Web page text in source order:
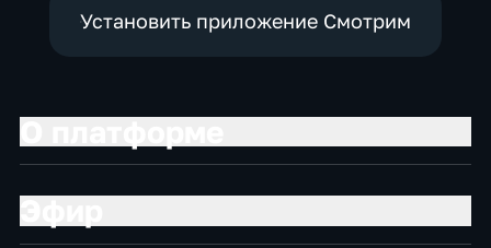
Установить приложение Смотрим